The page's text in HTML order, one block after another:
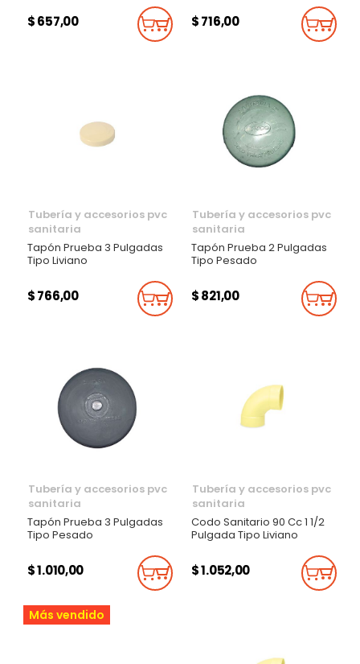
$ 657,00 Añadir Al Carrito
$ 716,00
Tubería y accesorios pvc
sanitaria
Tapón Prueba 3 Pulgadas
Tipo Liviano
$ 766,00 Añadir Al Carrito
Tubería y accesorios pvc
sanitaria
Tapón Prueba 2 Pulgadas
Tipo Pesado
$ 821,00
Tubería y accesorios pvc
sanitaria
Tapón Prueba 3 Pulgadas
Tipo Pesado
$ 1.010,00 Añadir Al Carrito
Tubería y accesorios pvc
sanitaria
Codo Sanitario 90 Cc 1 1/2
Pulgada Tipo Liviano
$ 1.052,00
Más vendido